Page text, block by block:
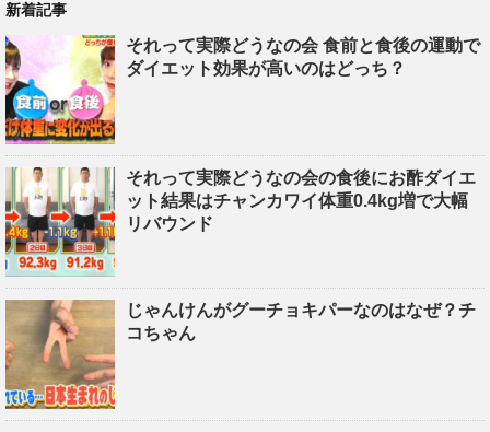
新着記事
それって実際どうなの会 食前と食後の運動で
ダイエット効果が高いのはどっち？
それって実際どうなの会の食後にお酢ダイエ
ット結果はチャンカワイ体重0.4kg増で大幅
リバウンド
じゃんけんがグーチョキパーなのはなぜ？チ
コちゃん